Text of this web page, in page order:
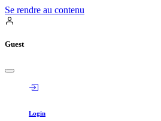
Se rendre au contenu
Guest
Login